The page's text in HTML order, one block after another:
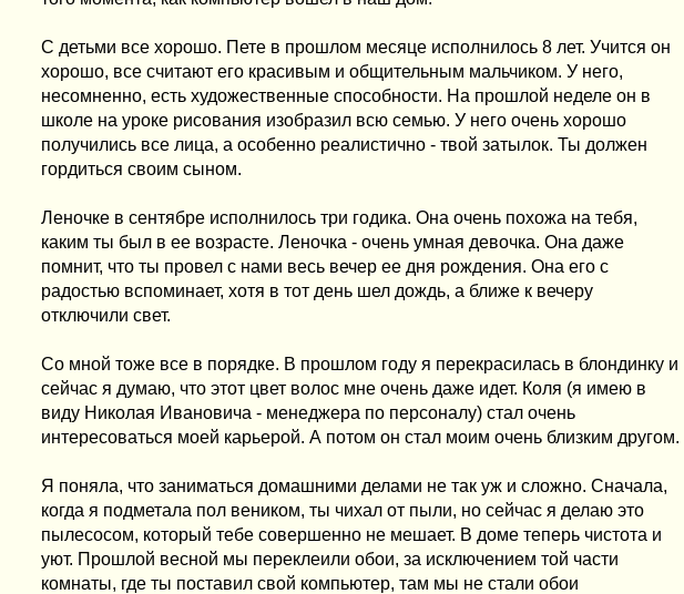
С детьми все хорошо. Пете в прошлом месяце исполнилось 8 лет. Учится он
хорошо, все считают его красивым и общительным мальчиком. У него,
несомненно, есть художественные способности. На прошлой неделе он в
школе на уроке рисования изобразил всю семью. У него очень хорошо
получились все лица, а особенно реалистично - твой затылок. Ты должен
гордиться своим сыном.
Леночке в сентябре исполнилось три годика. Она очень похожа на тебя,
каким ты был в ее возрасте. Леночка - очень умная девочка. Она даже
помнит, что ты провел с нами весь вечер ее дня рождения. Она его с
радостью вспоминает, хотя в тот день шел дождь, а ближе к вечеру
отключили свет.
Со мной тоже все в порядке. В прошлом году я перекрасилась в блондинку и
сейчас я думаю, что этот цвет волос мне очень даже идет. Коля (я имею в
виду Николая Ивановича - менеджера по персоналу) стал очень
интересоваться моей карьерой. А потом он стал моим очень близким другом.
Я поняла, что заниматься домашними делами не так уж и сложно. Сначала,
когда я подметала пол веником, ты чихал от пыли, но сейчас я делаю это
пылесосом, который тебе совершенно не мешает. В доме теперь чистота и
уют. Прошлой весной мы переклеили обои, за исключением той части
комнаты, где ты поставил свой компьютер, там мы не стали обои